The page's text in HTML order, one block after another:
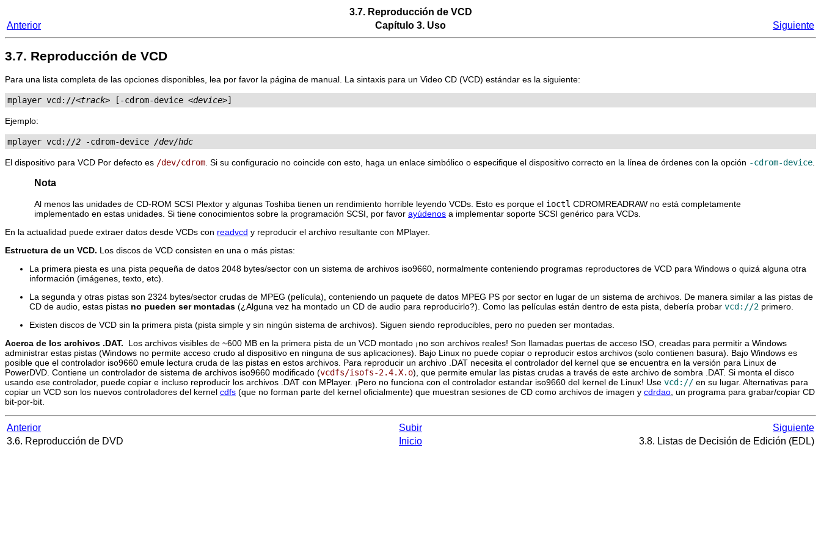
3.7. Reproducción de VCD
Anterior
Capítulo 3. Uso Siguiente
3.7. Reproducción de VCD
Para una lista completa de las opciones disponibles, lea por favor la página de manual. La sintaxis para un Video CD (VCD) estándar es la siguiente:
mplayer vcd://<track> [-cdrom-device <device>]
Ejemplo:
mplayer vcd://2 -cdrom-device /dev/hdc
El dispositivo para VCD Por defecto es /dev/cdrom . Si su configuracio no coincide con esto, haga un enlace simbólico o especifique el dispositivo correcto en la línea de órdenes con la opción -cdrom-device
Nota
Al menos las unidades de CD-ROM SCSI Plextor y algunas Toshiba tienen un rendimiento horrible leyendo VCDs. Esto es porque el ioctl CDROMREADRAW no está completamente
implementado en estas unidades. Si tiene conocimientos sobre la programación SCSI, por favor ayúdenos a implementar soporte SCSI genérico para VCDs.
En la actualidad puede extraer datos desde VCDs con readvcd y reproducir el archivo resultante con MPlayer.
Estructura de un VCD. Los discos de VCD consisten en una o más pistas:
La primera piesta es una pista pequeña de datos 2048 bytes/sector con un sistema de archivos iso9660, normalmente conteniendo programas reproductores de VCD para Windows o quizá alguna otra
información (imágenes, texto, etc).
La segunda y otras pistas son 2324 bytes/sector crudas de MPEG (película), conteniendo un paquete de datos MPEG PS por sector en lugar de un sistema de archivos. De manera similar a las pistas de
CD de audio, estas pistas no pueden ser montadas (¿Alguna vez ha montado un CD de audio para reproducirlo?). Como las películas están dentro de esta pista, debería probar vcd://2 primero.
Existen discos de VCD sin la primera pista (pista simple y sin ningún sistema de archivos). Siguen siendo reproducibles, pero no pueden ser montadas.
Acerca de los archivos .DAT.
Los archivos visibles de ~600 MB en la primera pista de un VCD montado ¡no son archivos reales! Son llamadas puertas de acceso ISO, creadas para permitir a Windows
administrar estas pistas (Windows no permite acceso crudo al dispositivo en ninguna de sus aplicaciones). Bajo Linux no puede copiar o reproducir estos archivos (solo contienen basura). Bajo Windows es
posible que el controlador iso9660 emule lectura cruda de las pistas en estos archivos. Para reproducir un archivo .DAT necesita el controlador del kernel que se encuentra en la versión para Linux de
PowerDVD. Contiene un controlador de sistema de archivos iso9660 modificado (vcdfs/isofs-2.4.X.o), que permite emular las pistas crudas a través de este archivo de sombra .DAT. Si monta el disco
usando ese controlador, puede copiar e incluso reproducir los archivos .DAT con MPlayer. ¡Pero no funciona con el controlador estandar iso9660 del kernel de Linux! Use vcd:// en su lugar. Alternativas para
copiar un VCD son los nuevos controladores del kernel cdfs (que no forman parte del kernel oficialmente) que muestran sesiones de CD como archivos de imagen y cdrdao , un programa para grabar/copiar CD
bit-por-bit.
Anterior Subir
Siguiente
3.6. Reproducción de DVD
Inicio 3.8. Listas de Decisión de Edición (EDL)